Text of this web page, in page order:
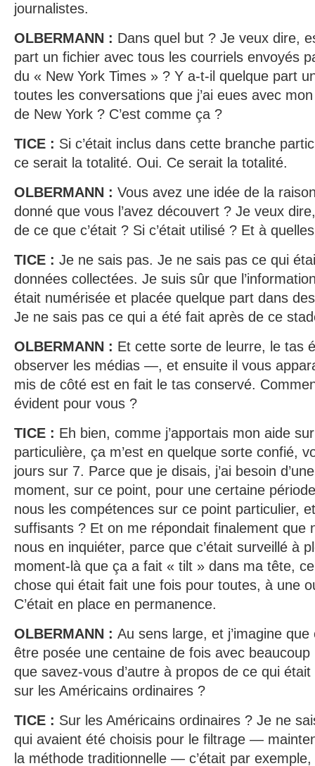
journalistes.
OLBERMANN : Dans quel but ? Je veux dire,
part un fichier avec tous les courriels envoyés
du « New York Times » ? Y a-t-il quelque part
toutes les conversations que j’ai eues avec
de New York ? C’est comme ça ?
TICE : Si c’était inclus dans cette branche
ce serait la totalité. Oui. Ce serait la totalité.
OLBERMANN : Vous avez une idée de la
donné que vous l’avez découvert ? Je veux
de ce que c’était ? Si c’était utilisé ? Et à
TICE : Je ne sais pas. Je ne sais pas ce qui
données collectées. Je suis sûr que
était numérisée et placée quelque part dans
Je ne sais pas ce qui a été fait après de ce
OLBERMANN : Et cette sorte de leurre, le tas
observer les médias —, et ensuite il vous
mis de côté est en fait le tas conservé.
évident pour vous ?
TICE : Eh bien, comme j’apportais mon aide
particulière, ça m’est en quelque sorte confié,
jours sur 7. Parce que je disais, j’ai besoin
moment, sur ce point, pour une certaine
nous les compétences sur ce point particulier,
suffisants ? Et on me répondait finalement que
nous en inquiéter, parce que c’était surveillé à
moment-là que ça a fait « tilt » dans ma tête,
chose qui était fait une fois pour toutes, à une
C’était en place en permanence.
OLBERMANN : Au sens large, et j’imagine
être posée une centaine de fois avec
que savez-vous d’autre à propos de ce qui
sur les Américains ordinaires ?
TICE : Sur les Américains ordinaires ? Je ne
qui avaient été choisis pour le filtrage —
la méthode traditionnelle — c’était par exemple,